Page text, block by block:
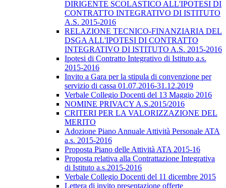
DIRIGENTE SCOLASTICO ALL'IPOTESI DI
CONTRATTO INTEGRATIVO DI ISTITUTO
A.S. 2015-2016
RELAZIONE TECNICO-FINANZIARIA DEL
DSGA ALL'IPOTESI DI CONTRATTO
INTEGRATIVO DI ISTITUTO A.S. 2015-2016
Ipotesi di Contratto Integrativo di Istituto a.s.
2015-2016
Invito a Gara per la stipula di convenzione per
servizio di cassa 01.07.2016-31.12.2019
Verbale Collegio Docenti del 13 Maggio 2016
NOMINE PRIVACY A.S.2015/2016
CRITERI PER LA VALORIZZAZIONE DEL
MERITO
Adozione Piano Annuale Attività Personale ATA
a.s. 2015-2016
Proposta Piano delle Attività ATA 2015-16
Proposta relativa alla Contrattazione Integrativa
di Istituto a.s.2015-2016
Verbale Collegio Docenti del 11 dicembre 2015
Lettera di invito presentazione offerte